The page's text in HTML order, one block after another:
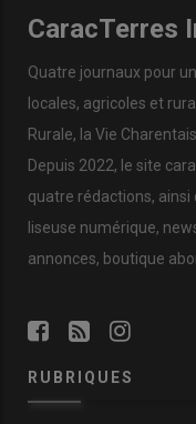
CaracTerres
Quatre journaux pour
locales, agricoles et
Rurale, la Vie
Depuis 2022, le site
quatre rédactions, ainsi
liseuse numérique,
annonces, boutique
RUBRIQUES